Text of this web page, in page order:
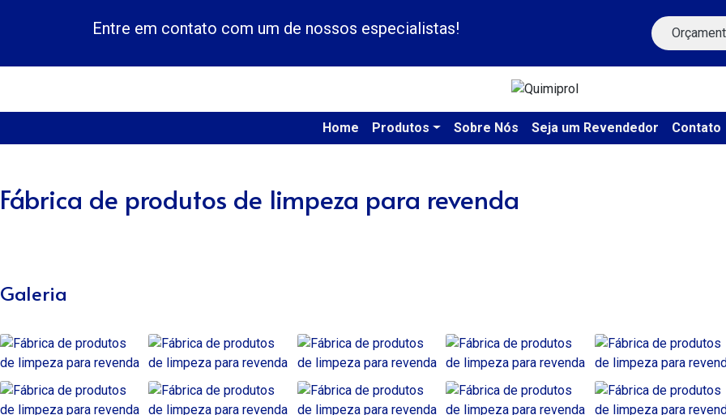
Entre em contato com um de nossos especialistas!
Home Produtos Sobre Nós Seja um Revendedor Contato
Fábrica de produtos de limpeza para revenda
Galeria